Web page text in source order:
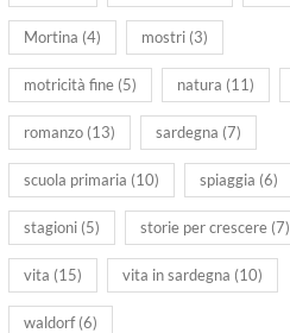
Mortina (4) mostri (3)
motricità fine (5) natura (11)
romanzo (13) sardegna (7)
scuola primaria (10) spiaggia (6)
stagioni (5) storie per crescere (7)
vita (15) vita in sardegna (10)
waldorf(6)